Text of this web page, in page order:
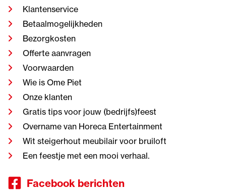
Klantenservice
Betaalmogelijkheden
Bezorgkosten
Offerte aanvragen
Voorwaarden
Wie is Ome Piet
Onze klanten
Gratis tips voor jouw (bedrijfs)feest
Overname van Horeca Entertainment
Wit steigerhout meubilair voor bruiloft
Een feestje met een mooi verhaal.
Facebook berichten